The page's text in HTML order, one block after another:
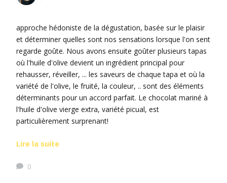
approche hédoniste de la dégustation, basée sur le plaisir
et déterminer quelles sont nos sensations lorsque l'on sent
regarde goûte. Nous avons ensuite goûter plusieurs tapas
où l'huile d'olive devient un ingrédient principal pour
rehausser, réveiller, ... les saveurs de chaque tapa et où la
variété de l'olive, le fruité, la couleur, .. sont des éléments
déterminants pour un accord parfait. Le chocolat mariné à
l'huile d'olive vierge extra, variété picual, est
particulièrement surprenant!
Lire la suite
0